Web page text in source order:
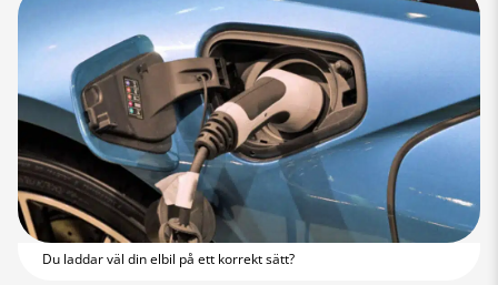
Du laddar väl din elbil på ett korrekt sätt?